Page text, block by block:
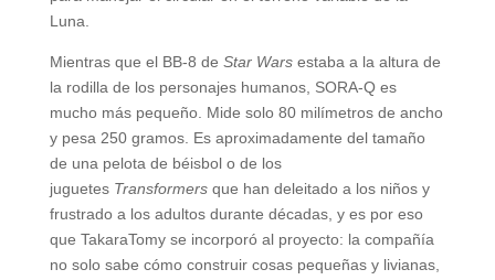
Luna.
Mientras que el BB-8 de Star Warsestaba a la altura de
la rodilla de los personajes humanos, SORA-Q es
mucho más pequeño. Mide solo 80 milímetros de ancho
y pesa 250 gramos. Es aproximadamente del tamaño
de una pelota de béisbol o de los
juguetes Transformersque han deleitado a los niños y
frustrado a los adultos durante décadas, y es por eso
que TakaraTomy se incorporó al proyecto: la compañía
no solo sabe cómo construir cosas pequeñas y livianas,